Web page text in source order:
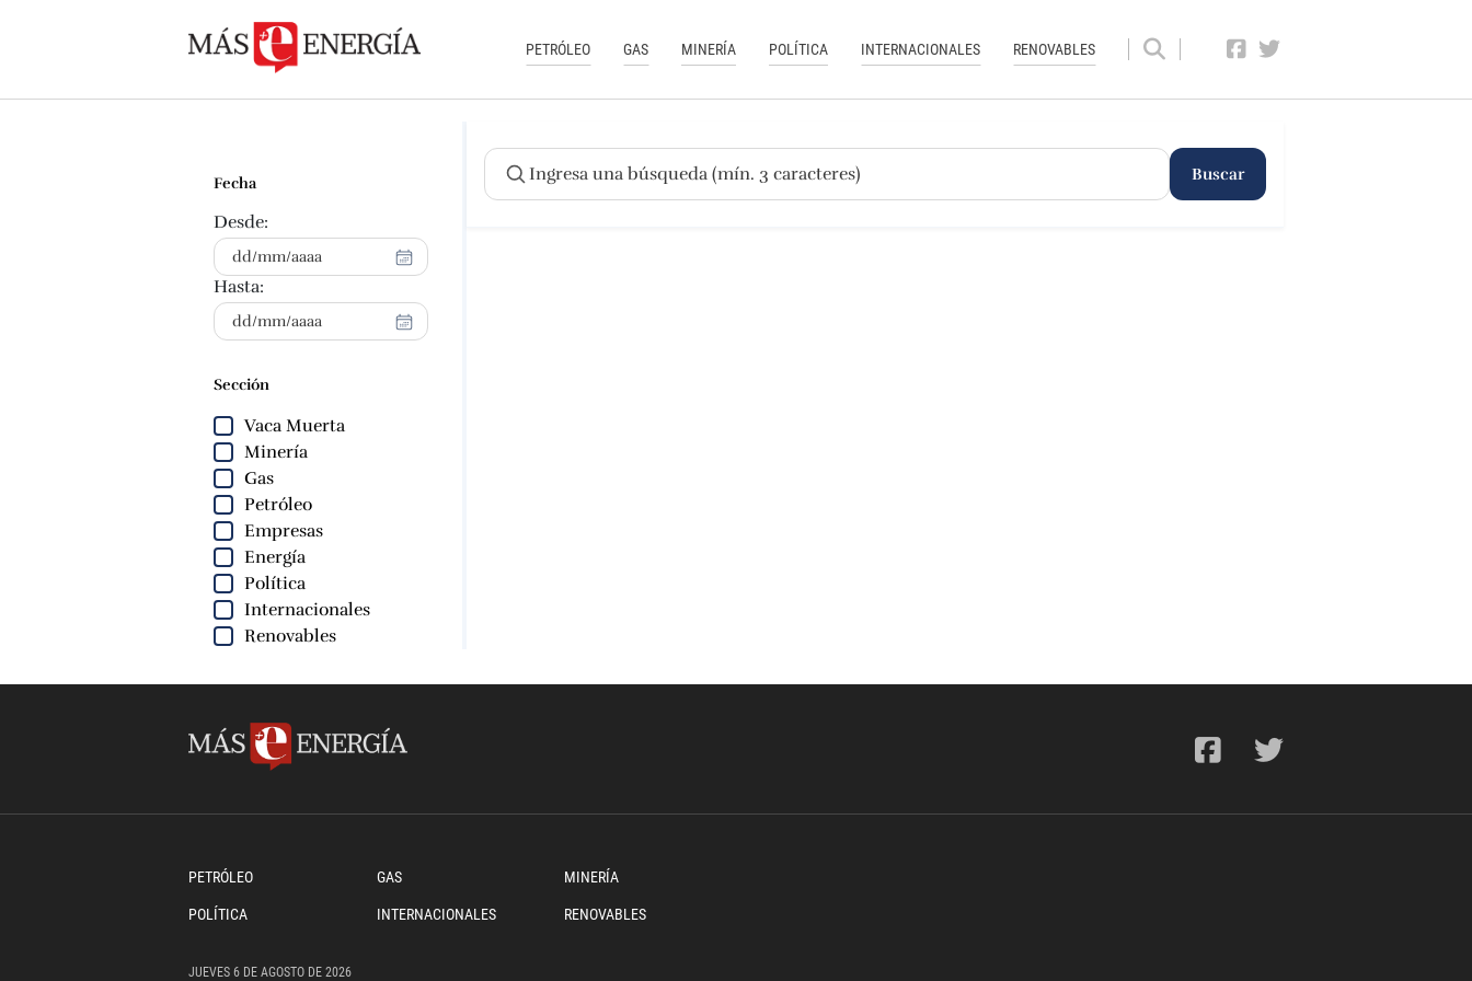
PETRÓLEO GAS MINERÍA POLÍTICA INTERNACIONALES RENOVABLES
Fecha
Desde:
Hasta:
Sección
Vaca Muerta
Minería
Gas
Petróleo
Empresas
Energía
Política
Internacionales
Renovables
Buscar
PETRÓLEO GAS MINERÍA
POLÍTICA INTERNACIONALES RENOVABLES
JUEVES 6 DE AGOSTO DE 2026